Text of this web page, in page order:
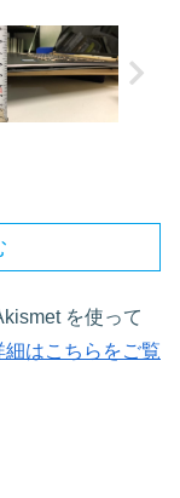
を使って
はこちらをご覧